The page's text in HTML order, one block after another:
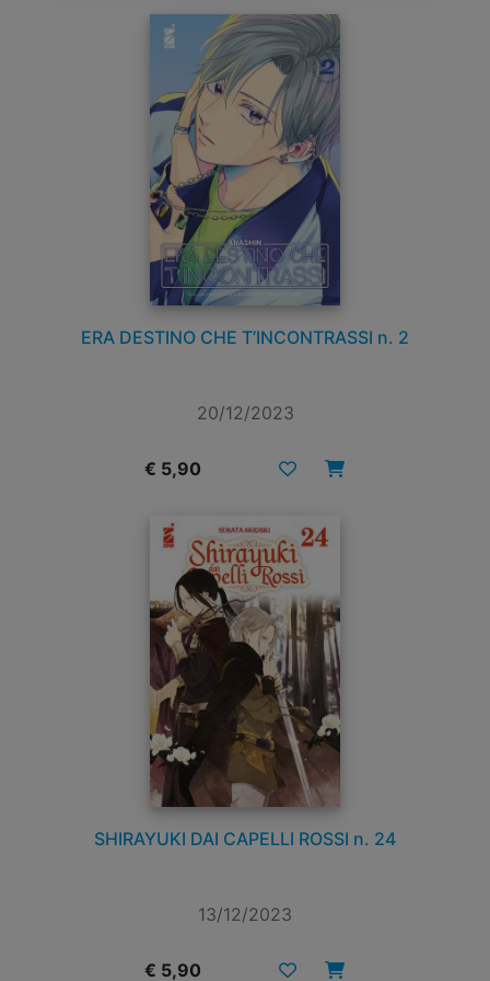
ERA DESTINO CHE T’INCONTRASSI n. 2
20/12/2023
€ 5,90
SHIRAYUKI DAI CAPELLI ROSSI n. 24
13/12/2023
€ 5,90